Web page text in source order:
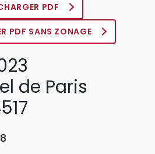
PDF
PDF SANS ZONAGE
de Paris